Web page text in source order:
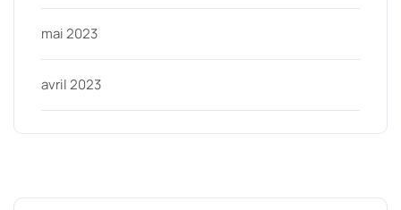
mai 2023
avril 2023